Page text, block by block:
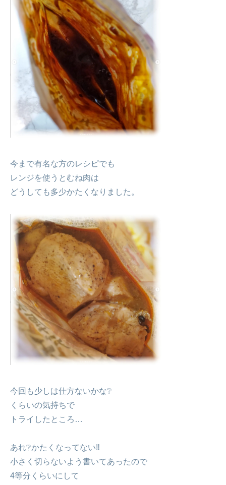
今まで有名な方のレシピでも
レンジを使うとむね肉は
どうしても多少かたくなりました。
今回も少しは仕方ないかな❔
くらいの気持ちで
トライしたところ…
あれ❔かたくなってない‼️
小さく切らないよう書いてあったので
4等分くらいにして